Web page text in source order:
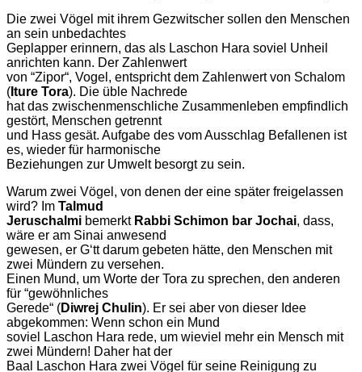
Die zwei Vögel mit ihrem Gezwitscher sollen den Menschen
an sein unbedachtes
Geplapper erinnern, das als Laschon Hara soviel Unheil
anrichten kann. Der Zahlenwert
von “Zipor“, Vogel, entspricht dem Zahlenwert von Schalom
( Iture Tora). Die üble Nachrede
hat das zwischenmenschliche Zusammenleben empfindlich
gestört, Menschen getrennt
und Hass gesät. Aufgabe des vom Ausschlag Befallenen ist
es, wieder für harmonische
Beziehungen zur Umwelt besorgt zu sein.
Warum zwei Vögel, von denen der eine später freigelassen
wird? Im Talmud
Jeruschalmi bemerkt Rabbi Schimon bar Jochai, dass,
wäre er am Sinai anwesend
gewesen, er Gʻtt darum gebeten hätte, den Menschen mit
zwei Mündern zu versehen.
Einen Mund, um Worte der Tora zu sprechen, den anderen
für “gewöhnliches
Gerede“ (Diwrej Chulin). Er sei aber von dieser Idee
abgekommen: Wenn schon ein Mund
soviel Laschon Hara rede, um wieviel mehr ein Mensch mit
zwei Mündern! Daher hat der
Baal Laschon Hara zwei Vögel für seine Reinigung zu